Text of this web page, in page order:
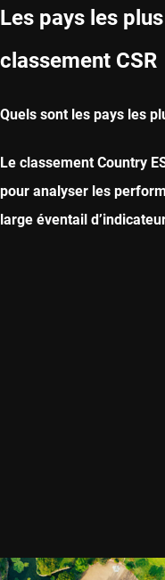
Les pays les
classement CSR
Quels sont les pays les
Le classement Country
pour analyser les
large éventail